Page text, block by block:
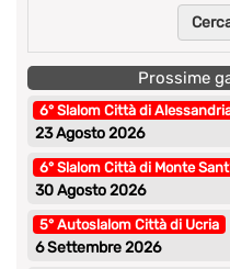
Prossime
6° Slalom Città di
23 Agosto 2026
6° Slalom Città di Monte
30 Agosto 2026
5° Autoslalom Città di Ucria
6 Settembre 2026